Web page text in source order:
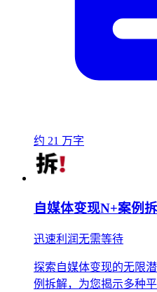
约 21 万字
自媒体变现N+案例
迅速利润无需等待
探索自媒体变现的无限
例拆解，为您揭示多种